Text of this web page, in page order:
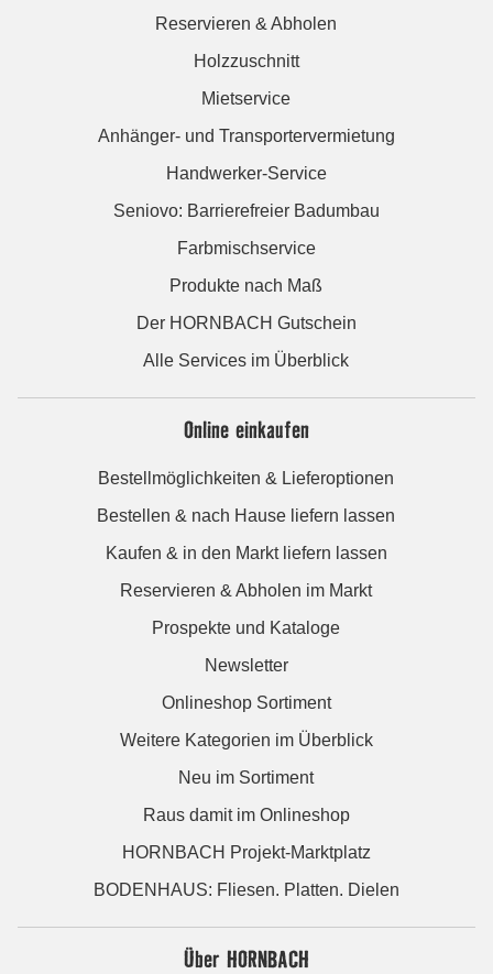
Reservieren & Abholen
Holzzuschnitt
Mietservice
Anhänger- und Transportervermietung
Handwerker-Service
Seniovo: Barrierefreier Badumbau
Farbmischservice
Produkte nach Maß
Der HORNBACH Gutschein
Alle Services im Überblick
Online einkaufen
Bestellmöglichkeiten & Lieferoptionen
Bestellen & nach Hause liefern lassen
Kaufen & in den Markt liefern lassen
Reservieren & Abholen im Markt
Prospekte und Kataloge
Newsletter
Onlineshop Sortiment
Weitere Kategorien im Überblick
Neu im Sortiment
Raus damit im Onlineshop
HORNBACH Projekt-Marktplatz
BODENHAUS: Fliesen. Platten. Dielen
Über HORNBACH